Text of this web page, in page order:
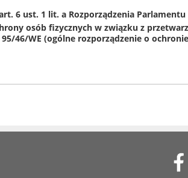
6 ust. 1 lit. a Rozporządzenia
osób fizycznych w związku z
46/WE (ogólne rozporządzenie o